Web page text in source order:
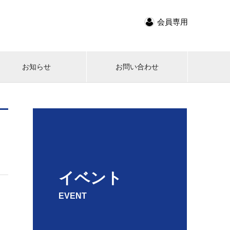
会員専用
お知らせ お問い合わせ
イベント
EVENT